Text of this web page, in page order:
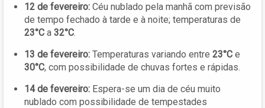
12 de fevereiro: Céu nublado pela manhã com previsão
de tempo fechado à tarde e à noite; temperaturas de
23°C a 32°C.
13 de fevereiro: Temperaturas variando entre 23°C e
30°C, com possibilidade de chuvas fortes e rápidas.
14 de fevereiro: Espera-se um dia de céu muito
nublado com possibilidade de tempestades